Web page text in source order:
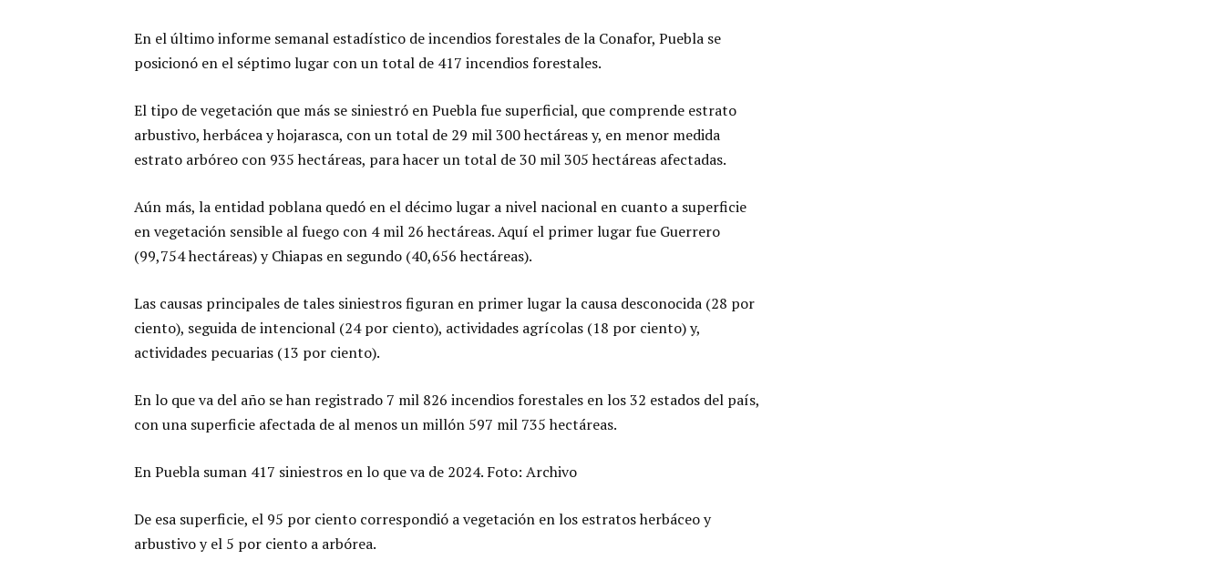
En el último informe semanal estadístico de incendios forestales de la Conafor, Puebla se
posicionó en el séptimo lugar con un total de 417 incendios forestales.
El tipo de vegetación que más se siniestró en Puebla fue superficial, que comprende estrato
arbustivo, herbácea y hojarasca, con un total de 29 mil 300 hectáreas y, en menor medida
estrato arbóreo con 935 hectáreas, para hacer un total de 30 mil 305 hectáreas afectadas.
Aún más, la entidad poblana quedó en el décimo lugar a nivel nacional en cuanto a superficie
en vegetación sensible al fuego con 4 mil 26 hectáreas. Aquí el primer lugar fue Guerrero
(99,754 hectáreas) y Chiapas en segundo (40,656 hectáreas).
Las causas principales de tales siniestros figuran en primer lugar la causa desconocida (28 por
ciento), seguida de intencional (24 por ciento), actividades agrícolas (18 por ciento) y,
actividades pecuarias (13 por ciento).
En lo que va del año se han registrado 7 mil 826 incendios forestales en los 32 estados del país,
con una superficie afectada de al menos un millón 597 mil 735 hectáreas.
En Puebla suman 417 siniestros en lo que va de 2024. Foto: Archivo
De esa superficie, el 95 por ciento correspondió a vegetación en los estratos herbáceo y
arbustivo y el 5 por ciento a arbórea.